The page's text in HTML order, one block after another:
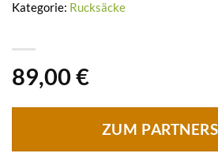
89,00 €
ZUM
Kategorie: Rucksäcke